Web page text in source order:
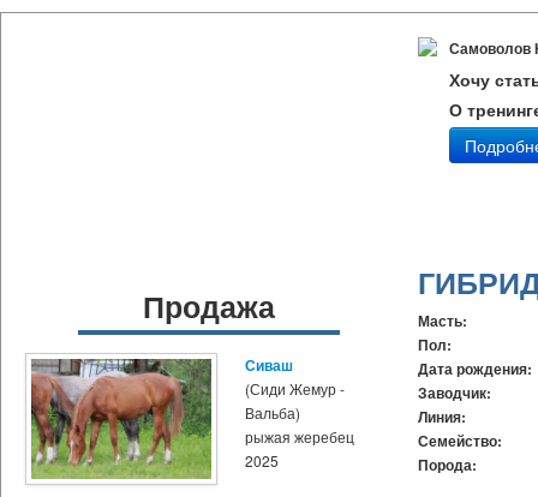
Самоволов
Хочу
О
Продажа
Сиваш
(Сиди Жемур -
Вальба)
рыжая жеребец
2025
Масть:
Пол:
Дата рождения:
Заводчик:
Линия:
Семейство:
Порода: